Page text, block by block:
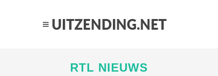
RTL NIEUWS